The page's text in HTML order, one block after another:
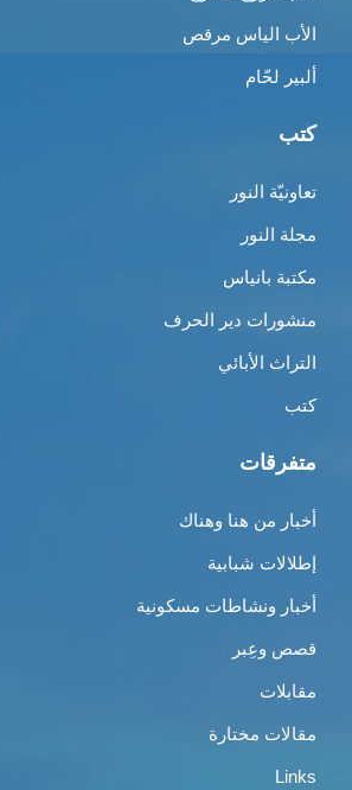
الأب الياس مرقص
ألبير لحّام
كتب
تعاونيّة النور
مجلة النور
مكتبة بانياس
منشورات دير الحرف
التراث الأبائي
كتب
متفرقات
أخبار من هنا وهناك
إطلالات شبابية
أخبار ونشاطات مسكونية
قصص وعِبر
مقابلات
مقالات مختارة
Links